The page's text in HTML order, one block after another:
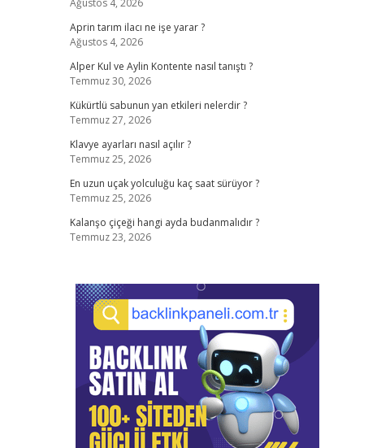
Ağustos 4, 2026
Aprin tarım ilacı ne işe yarar ?
Ağustos 4, 2026
Alper Kul ve Aylin Kontente nasıl tanıştı ?
Temmuz 30, 2026
Kükürtlü sabunun yan etkileri nelerdir ?
Temmuz 27, 2026
Klavye ayarları nasıl açılır ?
Temmuz 25, 2026
En uzun uçak yolculuğu kaç saat sürüyor ?
Temmuz 25, 2026
Kalanşo çiçeği hangi ayda budanmalıdır ?
Temmuz 23, 2026